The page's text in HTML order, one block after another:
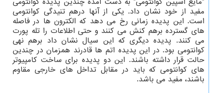
مفید از خود نشان داد. یکی از آنها درهم تنیدگی کوانتومی
است. این پدیده زمانی رخ می دهد که الکترون ها در فاصله
های گسترده برهم کنش می کنند و حتی اطلاعات را تله پورت
می کنند. پدیده دیگری که این سیال نشان داد برهم نهی
کوانتومی بود. در این پدیده اتم ها قادرند همزمان در چندین
حالت قرار داشته باشند. این دو پدیده برای ساخت کامپیوتر
های کوانتومی که باید در مقابل تداخل های خارجی مقاوم
باشند، مفید می باشد.